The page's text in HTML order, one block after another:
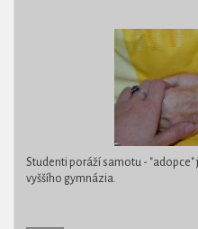
Studenti poráží samotu -
vyššího gymnázia.